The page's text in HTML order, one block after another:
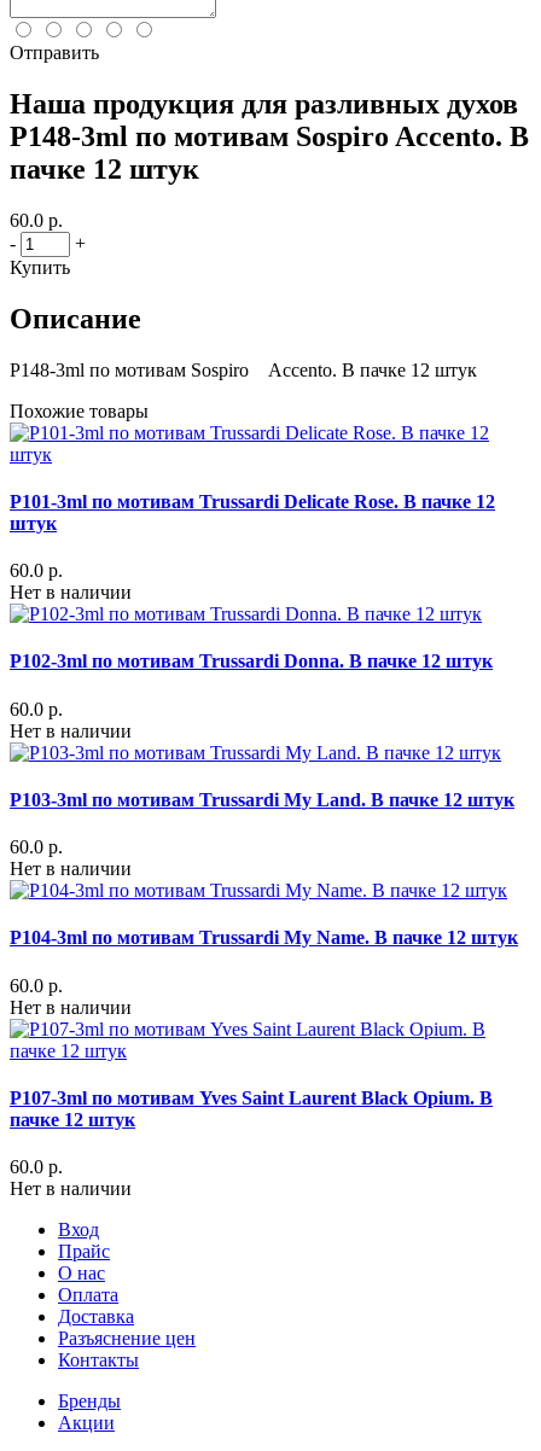
Отправить
Наша продукция для разливных духов
P148-3ml по мотивам Sospiro Accento. В
пачке 12 штук
60.0 р.
-
+
Купить
Описание
P148-3ml по мотивам Sospiro Accento. В пачке 12 штук
Похожие товары
P101-3ml по мотивам Trussardi Delicate Rose. В пачке 12
штук
60.0 р.
Нет в наличии
P102-3ml по мотивам Trussardi Donna. В пачке 12 штук
60.0 р.
Нет в наличии
P103-3ml по мотивам Trussardi My Land. В пачке 12 штук
60.0 р.
Нет в наличии
P104-3ml по мотивам Trussardi My Name. В пачке 12 штук
60.0 р.
Нет в наличии
P107-3ml по мотивам Yves Saint Laurent Black Opium. В
пачке 12 штук
60.0 р.
Нет в наличии
Вход
Прайс
О нас
Оплата
Доставка
Разъяснение цен
Контакты
Бренды
Акции